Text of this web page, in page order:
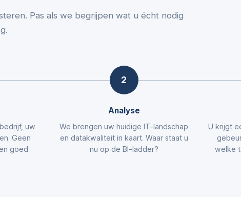
Pas als we begrijpen wat u écht nodig
uw
Geen
goed
2
Analyse
We brengen uw huidige IT-landschap
en datakwaliteit in kaart. Waar staat u
nu op de BI-ladder?
U krijgt
welke